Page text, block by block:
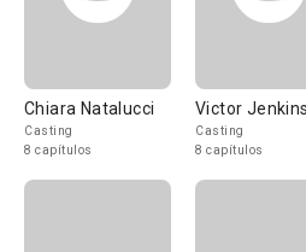
Chiara Natalucci
Casting
8 capítulos
Victor Jenkins
Casting
8 capítulos